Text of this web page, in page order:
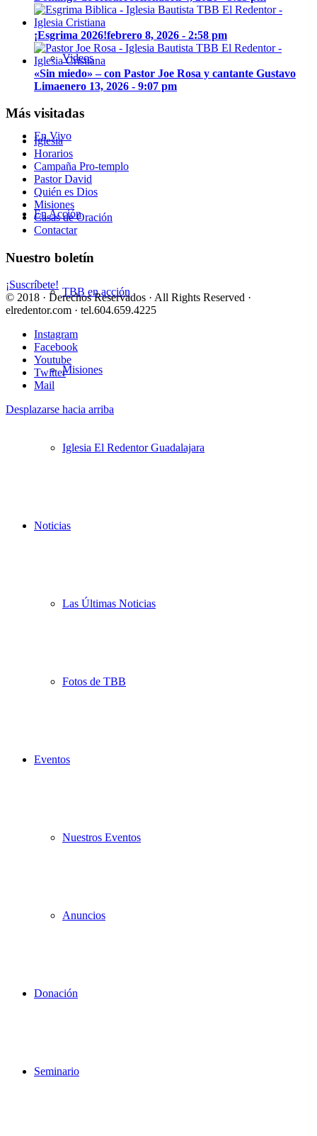
Videos
En Vivo
En Acción
TBB en acción
Misiones
Iglesia El Redentor Guadalajara
Noticias
Las Últimas Noticias
Fotos de TBB
Eventos
Nuestros Eventos
Anuncios
Donación
Seminario
¡Esgrima 2026!febrero 8, 2026 - 2:58 pm
«Sin miedo» – con Pastor Joe Rosa y cantante Gustavo
Limaenero 13, 2026 - 9:07 pm
Más visitadas
Iglesia
Horarios
Campaña Pro-templo
Pastor David
Quién es Dios
Misiones
Casas de Oración
Contactar
Nuestro boletín
¡Suscríbete!
© 2018 · Derechos Reservados · All Rights Reserved ·
elredentor.com · tel.604.659.4225
Instagram
Facebook
Youtube
Twitter
Mail
Desplazarse hacia arriba